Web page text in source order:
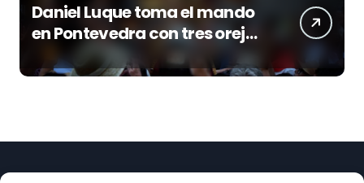
Daniel Luque toma el mando
en Pontevedra con tres orejas
y una Puerta Grande de peso